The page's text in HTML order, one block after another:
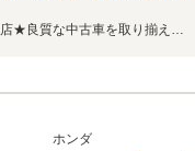
★Honda認定中古車取扱店★良質な中古車を取り揃えています（旧 平塚中古車センター）
ホンダ